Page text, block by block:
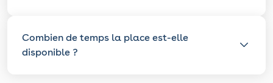
Combien de temps la place est-elle
disponible ?